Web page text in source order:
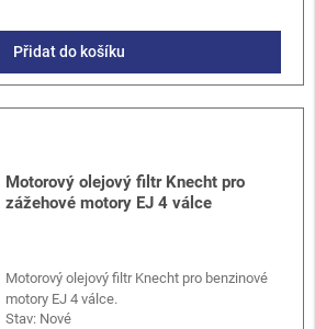
Přidat do košíku
Motorový olejový filtr Knecht pro
zážehové motory EJ 4 válce
Motorový olejový filtr Knecht pro benzinové
motory EJ 4 válce.
Stav: Nové